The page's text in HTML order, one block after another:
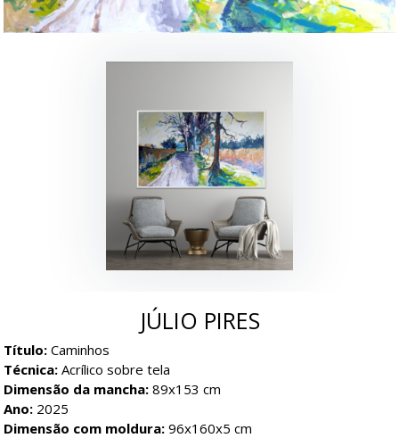
JÚLIO PIRES
Título:Caminhos
Técnica:Acrílico sobre tela
Dimensão da mancha:89x153 cm
Ano: 2025
Dimensão com moldura:96x160x5 cm